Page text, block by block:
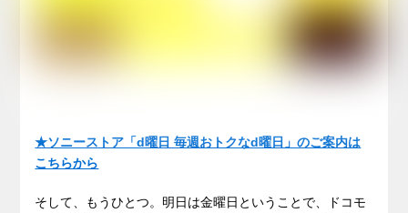
★ソニーストア「d曜日 毎週おトクなd曜日」のご案内は
こちらから
そして、もうひとつ。明日は金曜日ということで、ドコモ